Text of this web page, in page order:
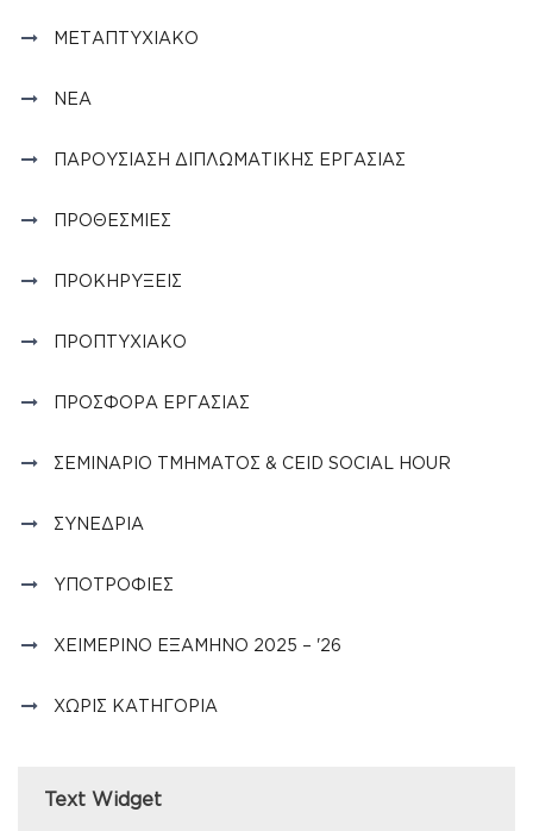
ΜΕΤΑΠΤΥΧΙΑΚΌ
ΝΈΑ
ΠΑΡΟΥΣΊΑΣΗ ΔΙΠΛΩΜΑΤΙΚΉΣ ΕΡΓΑΣΊΑΣ
ΠΡΟΘΕΣΜΊΕΣ
ΠΡΟΚΗΡΎΞΕΙΣ
ΠΡΟΠΤΥΧΙΑΚΌ
ΠΡΟΣΦΟΡΆ ΕΡΓΑΣΊΑΣ
ΣΕΜΙΝΆΡΙΟ ΤΜΉΜΑΤΟΣ & CEID SOCIAL HOUR
ΣΥΝΈΔΡΙΑ
ΥΠΟΤΡΟΦΊΕΣ
ΧΕΙΜΕΡΙΝΌ ΕΞΆΜΗΝΟ 2025 – '26
ΧΩΡΊΣ ΚΑΤΗΓΟΡΊΑ
Text Widget